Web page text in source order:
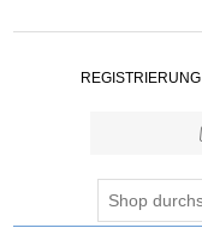
REGISTRIERUNG